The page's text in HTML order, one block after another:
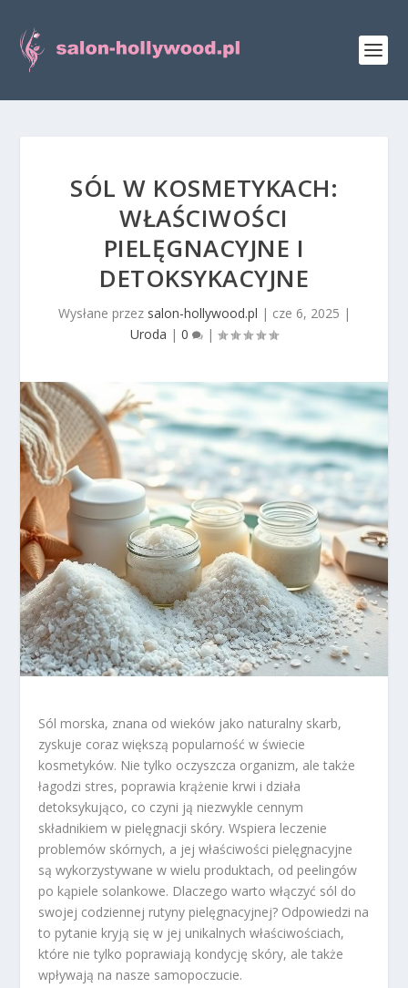
SÓL W KOSMETYKACH:
WŁAŚCIWOŚCI
PIELĘGNACYJNE I
DETOKSYKACYJNE
Wysłane przez salon-hollywood.pl | cze 6, 2025 |
Uroda | 0 |
Sól morska, znana od wieków jako naturalny skarb,
zyskuje coraz większą popularność w świecie
kosmetyków. Nie tylko oczyszcza organizm, ale także
łagodzi stres, poprawia krążenie krwi i działa
detoksykująco, co czyni ją niezwykle cennym
składnikiem w pielęgnacji skóry. Wspiera leczenie
problemów skórnych, a jej właściwości pielęgnacyjne
są wykorzystywane w wielu produktach, od peelingów
po kąpiele solankowe. Dlaczego warto włączyć sól do
swojej codziennej rutyny pielęgnacyjnej? Odpowiedzi na
to pytanie kryją się w jej unikalnych właściwościach,
które nie tylko poprawiają kondycję skóry, ale także
wpływają na nasze samopoczucie.